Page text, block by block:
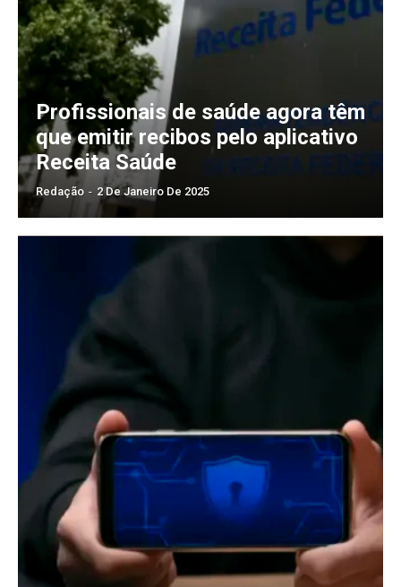
Profissionais de saúde agora têm
que emitir recibos pelo aplicativo
Receita Saúde
Redação - 2 De Janeiro De 2025